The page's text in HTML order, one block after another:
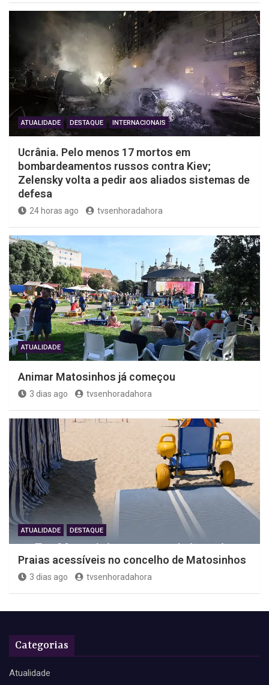
ATUALIDADE DESTAQUE INTERNACIONAIS
Ucrânia. Pelo menos 17 mortos em
bombardeamentos russos contra Kiev;
Zelensky volta a pedir aos aliados sistemas de
defesa
24 horas ago tvsenhoradahora
ATUALIDADE
Animar Matosinhos já começou
3 dias ago tvsenhoradahora
ATUALIDADE DESTAQUE
Praias acessíveis no concelho de Matosinhos
3 dias ago tvsenhoradahora
Categorias
Atualidade